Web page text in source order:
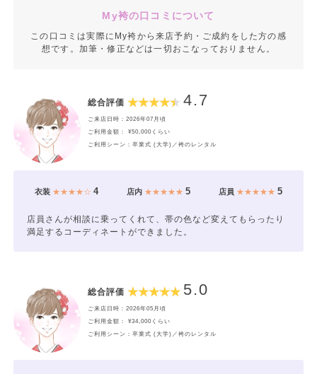
My袴の口コミについて
この口コミは実際にMy袴から来店予約・ご成約をした方の感
想です。加筆・修正などは一切おこなっておりません。
総合評価 4.7
ご来店日時：2026年07月頃
ご利用金額： ¥50,000くらい
ご利用シーン：卒業式 (大学)／袴のレンタル
衣装★★★★☆ 4 店内★★★★★ 5 店員 ★★★★★5
店員さんが相談に乗ってくれて、帯の色など変えてもらったり
満足するコーディネートができました。
総合評価 5.0
ご来店日時：2026年05月頃
ご利用金額： ¥34,000くらい
ご利用シーン：卒業式 (大学)／袴のレンタル